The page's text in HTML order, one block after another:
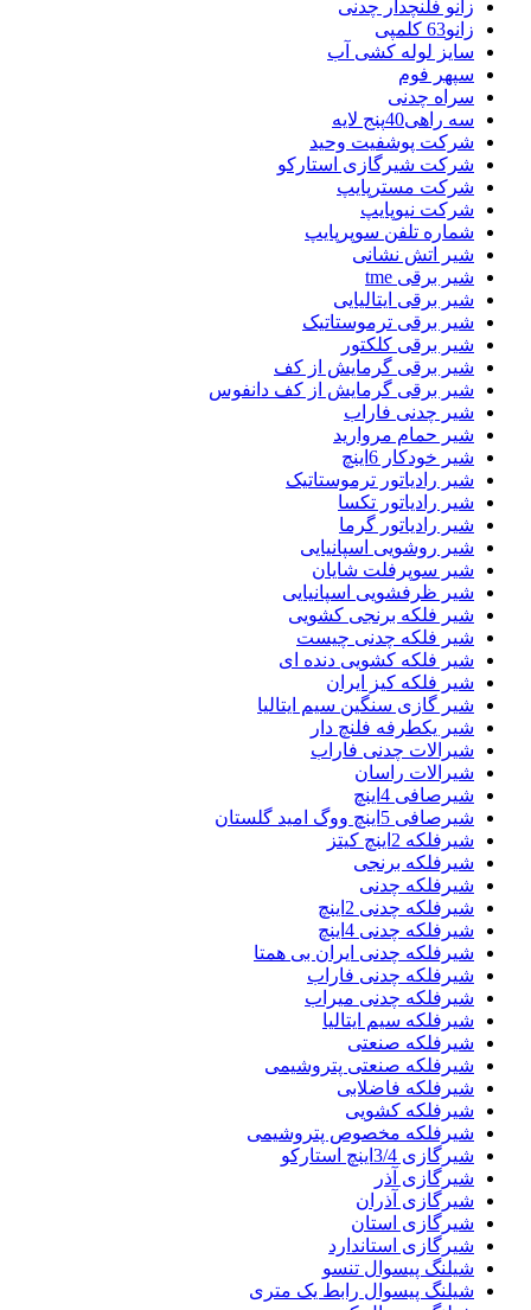
زانو فلنچدار چدنی
زانو63 کلمپی
سایز لوله کشی آب
سپهر فوم
سراه چدنی
سه راهی40پنج لایه
شرکت پوشفیت وحید
شرکت شیرگازی استارکو
شرکت مسترپایپ
شرکت نیوپایپ
شماره تلفن سوپرپایپ
شیر اتش نشانی
شیر برقی tme
شیر برقی ایتالیایی
شیر برقی ترموستاتیک
شیر برقی کلکتور
شیر برقی گرمایش از کف
شیر برقی گرمایش از کف دانفوس
شیر چدنی فاراب
شیر حمام مروارید
شیر خودکار 6اینچ
شیر رادیاتور ترموستاتیک
شیر رادیاتور تکسا
شیر رادیاتور گرما
شیر روشویی اسپانیایی
شیر سوپرفلت شایان
شیر ظرفشویی اسپانیایی
شیر فلکه برنجی کشویی
شیر فلکه چدنی چیست
شیر فلکه کشویی دنده ای
شیر فلکه کیز ایران
شیر گازی سنگین سیم ایتالیا
شیر یکطرفه فلنچ دار
شیرالات چدنی فاراب
شیرالات راسان
شیرصافی 4اینچ
شیرصافی 5اینچ ووگ امید گلستان
شیرفلکه 2اینچ کیتز
شیرفلکه برنجی
شیرفلکه چدنی
شیرفلکه چدنی 2اینچ
شیرفلکه چدنی 4اینچ
شیرفلکه چدنی ایران بی همتا
شیرفلکه چدنی فاراب
شیرفلکه چدنی میراب
شیرفلکه سیم ایتالیا
شیرفلکه صنعتی
شیرفلکه صنعتی پتروشیمی
شیرفلکه فاضلابی
شیرفلکه کشویی
شیرفلکه مخصوص پتروشیمی
شیرگازی 3/4اینچ استارکو
شیرگازی آذر
شیرگازی آذران
شیرگازی استان
شیرگازی استاندارد
شیلنگ پیسوال تنسو
شیلنگ پیسوال رابط یک متری